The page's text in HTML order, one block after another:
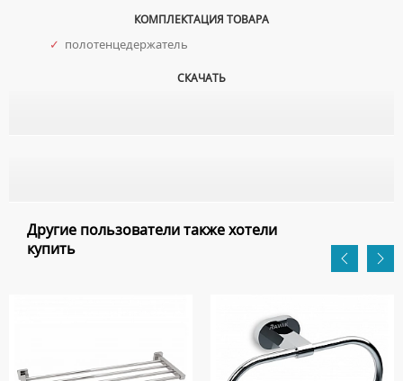
КОМПЛЕКТАЦИЯ ТОВАРА
✓ полотенцедержатель
СКАЧАТЬ
Другие пользователи также хотели
купить